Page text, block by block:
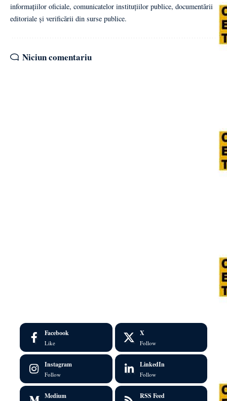
informațiilor oficiale, comunicatelor instituțiilor publice, documentării
editoriale și verificării din surse publice.
Niciun comentariu
Facebook
Like
X
Follow
Instagram
Follow
LinkedIn
Follow
Medium RSS Feed